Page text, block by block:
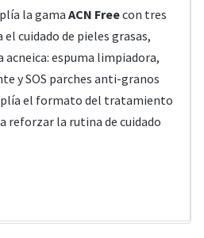
la gamaACN Freecon tres
cuidado de pieles grasas,
acneica: espuma limpiadora,
y SOS parches anti-granos
el formato del tratamiento
reforzar la rutina de cuidado